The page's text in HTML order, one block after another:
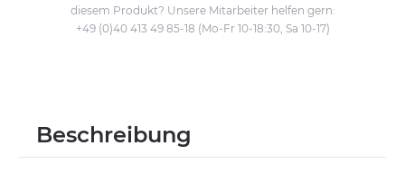
diesem Produkt? Unsere Mitarbeiter helfen gern:
+49 (0)40 413 49 85-18 (Mo-Fr 10-18:30, Sa 10-17)
Beschreibung